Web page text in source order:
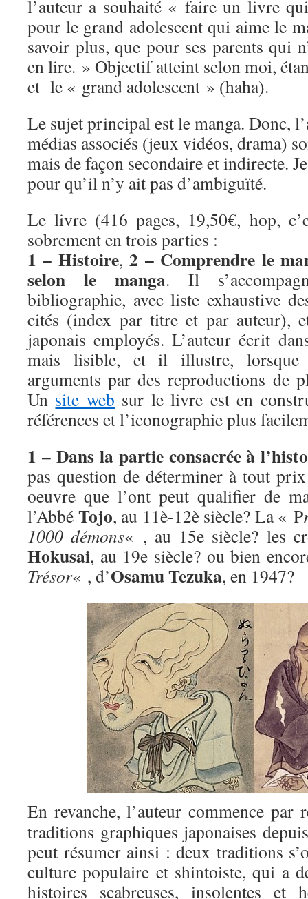
l’auteur a souhaité « faire un livre
pour le grand adolescent qui aime le
savoir plus, que pour ses parents qui
en lire. » Objectif atteint selon moi,
et le « grand adolescent » (haha).
Le sujet principal est le manga. Donc,
médias associés (jeux vidéos, drama)
mais de façon secondaire et indirecte.
pour qu’il n’y ait pas d’ambiguïté.
Le livre (416 pages, 19,50€, hop,
sobrement en trois parties :
1 – Histoire,2 – Comprendre le
selon le manga. Il
bibliographie, avec liste exhaustive
cités (index par titre et par auteur),
japonais employés. L’auteur écrit
mais lisible, et il illustre, lorsque
arguments par des reproductions de
Un site web sur le livre est en
références et l’iconographie plus
1 – Dans la partie consacrée à
pas question de déterminer à tout
oeuvre que l’ont peut qualifier de
l’Abbé Tojo, au 11è-12è siècle? La « P
1000 démons« , au 15e siècle? les
Hokusai, au 19e siècle? ou bien
Trésor« , d’Osamu Tezuka, en 1947?
En revanche, l’auteur commence par
traditions graphiques japonaises
peut résumer ainsi : deux traditions
culture populaire et shintoiste, qui a
histoires scabreuses, insolentes et